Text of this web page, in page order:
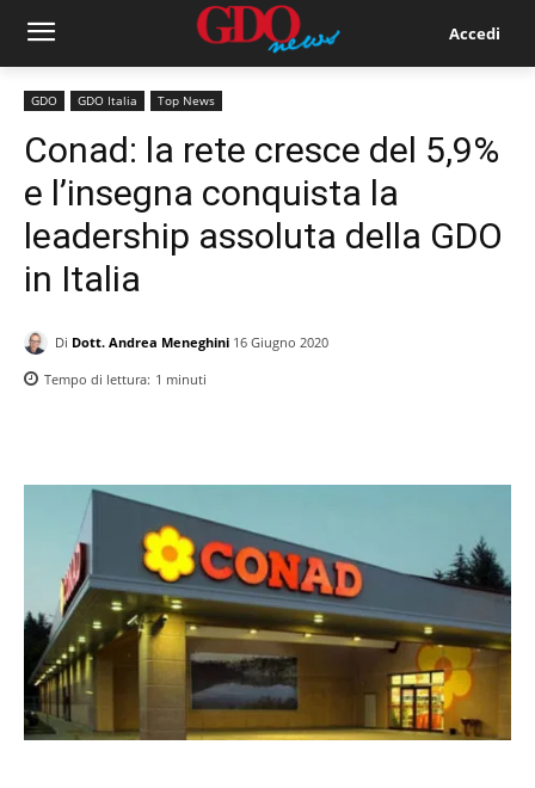
Accedi
GDO GDO Italia Top News
Conad: la rete cresce del 5,9%
e l’insegna conquista la
leadership assoluta della GDO
in Italia
Di Dott. Andrea Meneghini 16 Giugno 2020
Tempo di lettura: 1 minuti